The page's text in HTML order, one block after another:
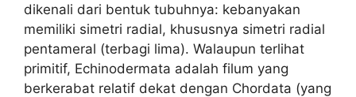
dikenali dari bentuk tubuhnya: kebanyakan
memiliki simetri radial, khususnya simetri radial
pentameral (terbagi lima). Walaupun terlihat
primitif, Echinodermata adalah filum yang
berkerabat relatif dekat dengan Chordata (yang